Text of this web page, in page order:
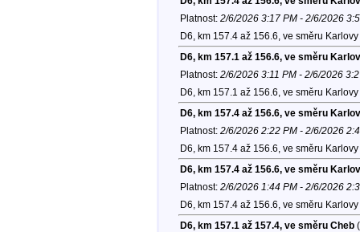
Platnost: 2/6/2026 3:17 PM - 2/6/2026
D6, km 157.4 až 156.6, ve směru
D6, km 157.1 až 156.6, ve směru
Platnost: 2/6/2026 3:11 PM - 2/6/2026
D6, km 157.1 až 156.6, ve směru
D6, km 157.4 až 156.6, ve směru
Platnost: 2/6/2026 2:22 PM - 2/6/2026
D6, km 157.4 až 156.6, ve směru
D6, km 157.4 až 156.6, ve směru
Platnost: 2/6/2026 1:44 PM - 2/6/2026
D6, km 157.4 až 156.6, ve směru
D6, km 157.1 až 157.4, ve směru Cheb